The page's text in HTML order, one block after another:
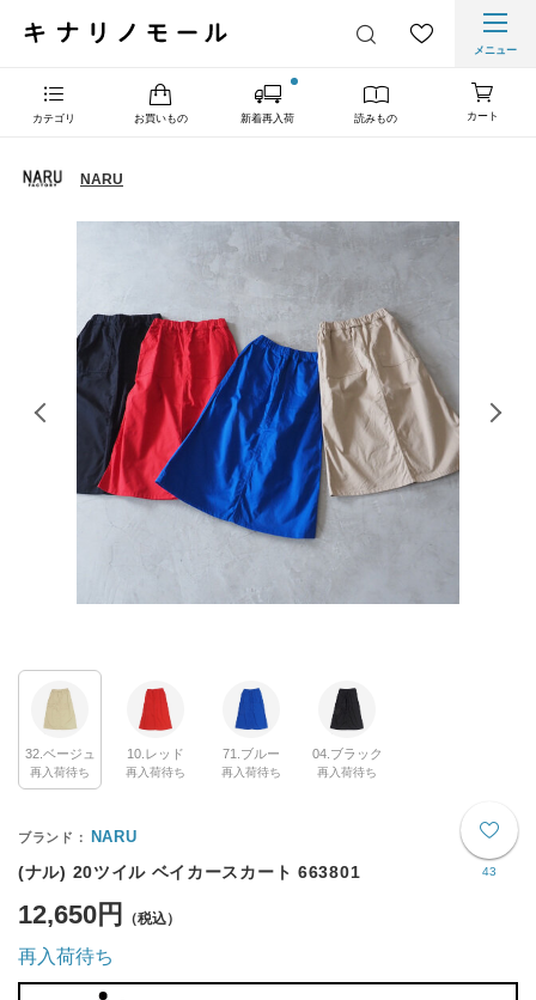
メニュー
カテゴリ お買いもの 新着再入荷 読みもの カート
NARU
32.ベージュ
再入荷待ち
10.レッド
再入荷待ち
71.ブルー
再入荷待ち
04.ブラック
再入荷待ち
43
NARU
(ナル) 20ツイル ベイカースカート 663801
12,650円
再入荷待ち